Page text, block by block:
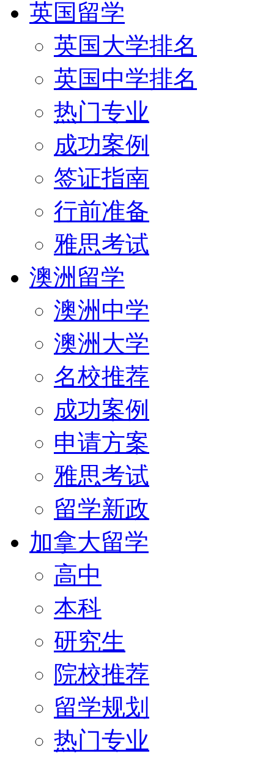
英国留学
英国大学排名
英国中学排名
热门专业
成功案例
签证指南
行前准备
雅思考试
澳洲留学
澳洲中学
澳洲大学
名校推荐
成功案例
申请方案
雅思考试
留学新政
加拿大留学
高中
本科
研究生
院校推荐
留学规划
热门专业